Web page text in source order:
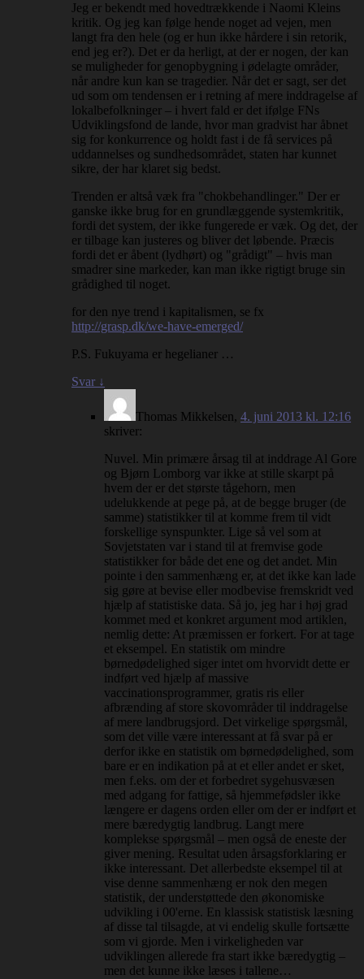
Jeg er bekendt med hovedtrækkende i Naomi Kleins
kritik. Og jeg kan følge hende noget ad vejen, men
langt fra den hele (og er hun ikke hårdere i sin retorik,
end jeg er?). Det er da herligt, at der er nogen, der kan
se muligheder for genopbygning i ødelagte områder,
når andre kun kan se tragedier. Når det er sagt, ser det
ud som om tendensen er i retning af mere inddragelse af
lokalbefolkninger – i hvert fald er det ifølge FNs
Udviklingsfond de lande, hvor man gradvist har åbnet
sig for konkurrence og holdt fast i de få services på
uddannelses og sundhedsområdet, staten har kunnet
sikre, der har klaret sig bedst.
Trenden er altså væk fra "chokbehandlinger." Der er
ganske ikke brug for en grundlæggende systemkritik,
fordi det system, der ikke fungerede er væk. Og det, der
er tilbage kan justeres og bliver det løbende. Præcis
fordi det er åbent (lydhørt) og "grådigt" – hvis man
smadrer sine markeder, kan man ikke rigtigt bruge sin
grådighed til noget.
for den nye trend i kapitalismen, se fx
http://grasp.dk/we-have-emerged/
P.S. Fukuyama er hegelianer …
Svar ↓
Thomas Mikkelsen, 4. juni 2013 kl. 12:16
skriver:
Nuvel. Min primære årsag til at inddrage Al Gore
og Bjørn Lomborg var ikke at stille skarpt på
hvem der er det største tågehorn, men
udelukkende at pege på, at de begge bruger (de
samme) statistikker til at komme frem til vidt
forskellige synspunkter. Lige så vel som at
Sovjetstaten var i stand til at fremvise gode
statistikker for både det ene og det andet. Min
pointe i den sammenhæng er, at det ikke kan lade
sig gøre at bevise eller modbevise fremskridt ved
hjælp af statistiske data. Så jo, jeg har i høj grad
kommet med et konkret argument mod artiklen,
nemlig dette: At præmissen er forkert. For at tage
et eksempel. En statistik om mindre
børnedødelighed siger intet om hvorvidt dette er
indført ved hjælp af massive
vaccinationsprogrammer, gratis ris eller
afbrænding af store skovområder til inddragelse
af mere landbrugsjord. Det virkelige spørgsmål,
som det ville være interessant at få svar på er
derfor ikke en statistik om børnedødelighed, som
bare er en indikation på at et eller andet er sket,
men f.eks. om der et forbedret sygehusvæsen
med adgang for fattige, så hjemmefødsler ikke
længere er dagens orden eller om der er indført et
mere bæredygtig landbrug. Langt mere
komplekse spørgsmål – men også de eneste der
giver mening. Resultat uden årsagsforklaring er
ikke interessant. Det allerbedste eksempel til at
vise denne sammenhæng er nok den megen
statistik, der understøttede den økonomiske
udvikling i 00'erne. En klassisk statistisk læsning
af disse tal tilsagde, at vi endelig skulle fortsætte
som vi gjorde. Men i virkeligheden var
udviklingen allerede fra start ikke bæredygtig –
men det kunne ikke læses i tallene…